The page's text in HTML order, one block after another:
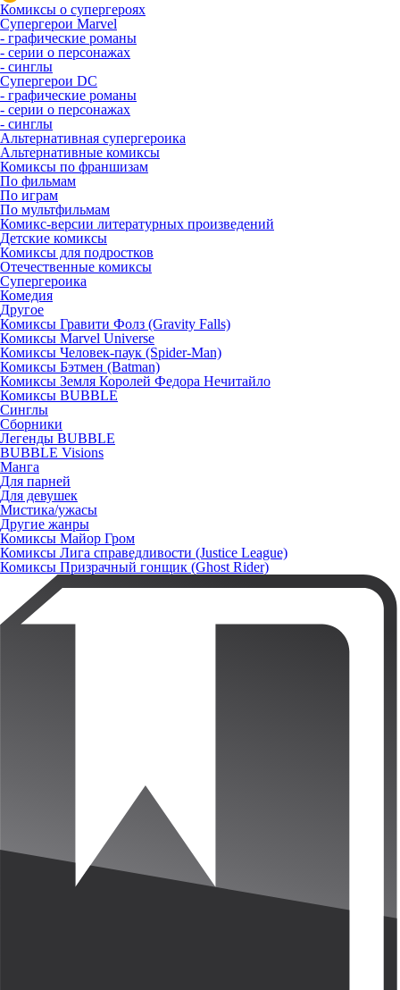
Комиксы о супергероях
Супергерои Marvel
- графические романы
- серии о персонажах
- синглы
Супергерои DC
- графические романы
- серии о персонажах
- синглы
Альтернативная супергероика
Альтернативные комиксы
Комиксы по франшизам
По фильмам
По играм
По мультфильмам
Комикс-версии литературных произведений
Детские комиксы
Комиксы для подростков
Отечественные комиксы
Супергероика
Комедия
Другое
Комиксы Гравити Фолз (Gravity Falls)
Комиксы Marvel Universe
Комиксы Человек-паук (Spider-Man)
Комиксы Бэтмен (Batman)
Комиксы Земля Королей Федора Нечитайло
Комиксы BUBBLE
Синглы
Сборники
Легенды BUBBLE
BUBBLE Visions
Манга
Для парней
Для девушек
Мистика/ужасы
Другие жанры
Комиксы Майор Гром
Комиксы Лига справедливости (Justice League)
Комиксы Призрачный гонщик (Ghost Rider)